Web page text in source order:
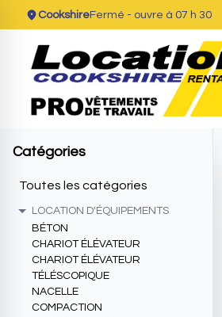
CookshireFermé - ouvre à 07 h 30
Catégories
Toutes les catégories
LOCATION D'ÉQUIPEMENTS
BÉTON
CHARIOT ÉLÉVATEUR
CHARIOT ÉLÉVATEUR
TÉLÉSCOPIQUE
NACELLE
COMPACTION